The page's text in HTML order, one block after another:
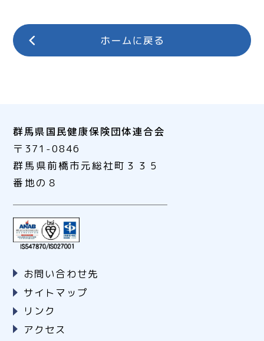
群馬県国民健康保険団体連合会
〒371-0846
群馬県前橋市元総社町３３５
番地の８
お問い合わせ先
サイトマップ
リンク
アクセス